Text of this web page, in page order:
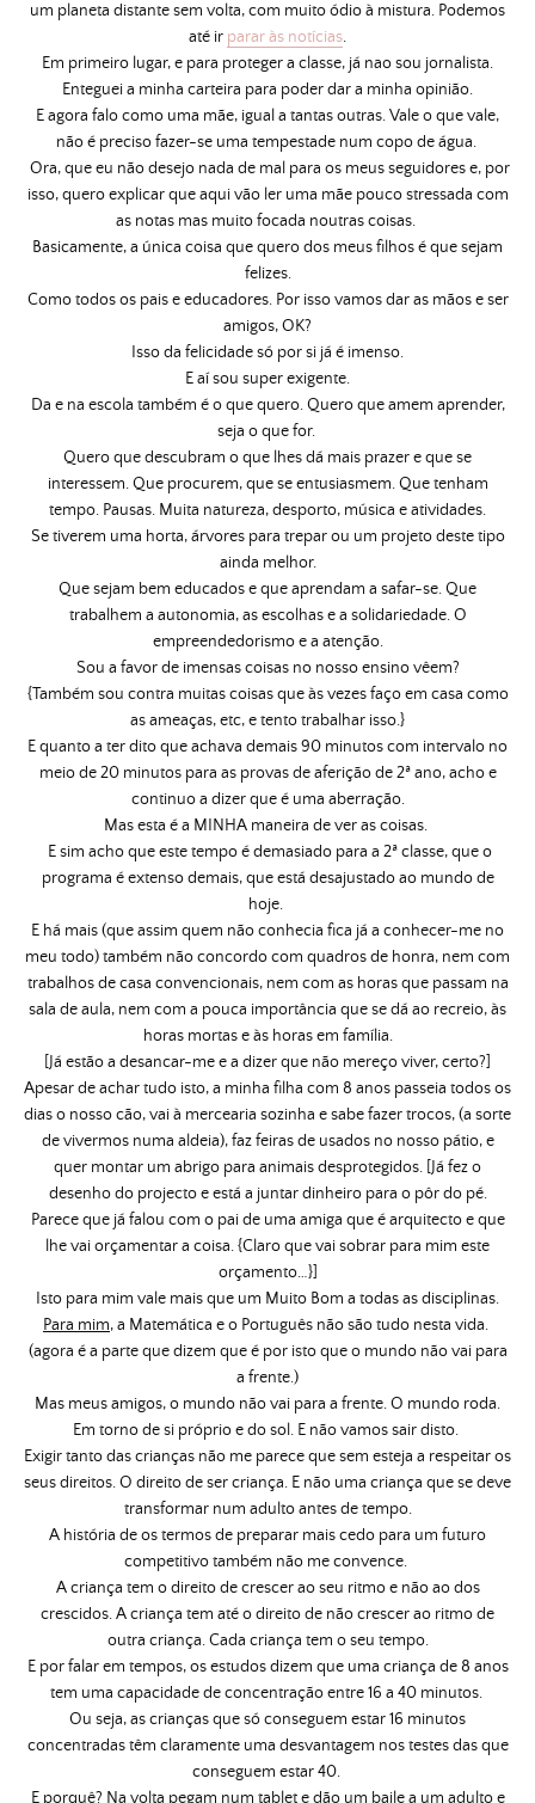
um planeta distante sem volta, com muito ódio à mistura. Podemos
até ir parar às notícias.
Em primeiro lugar, e para proteger a classe, já nao sou jornalista.
Enteguei a minha carteira para poder dar a minha opinião.
E agora falo como uma mãe, igual a tantas outras. Vale o que vale,
não é preciso fazer-se uma tempestade num copo de água.
Ora, que eu não desejo nada de mal para os meus seguidores e, por
isso, quero explicar que aqui vão ler uma mãe pouco stressada com
as notas mas muito focada noutras coisas.
Basicamente, a única coisa que quero dos meus filhos é que sejam
felizes.
Como todos os pais e educadores. Por isso vamos dar as mãos e ser
amigos, OK?
Isso da felicidade só por si já é imenso.
E aí sou super exigente.
Da e na escola também é o que quero. Quero que amem aprender,
seja o que for.
Quero que descubram o que lhes dá mais prazer e que se
interessem. Que procurem, que se entusiasmem. Que tenham
tempo. Pausas. Muita natureza, desporto, música e atividades.
Se tiverem uma horta, árvores para trepar ou um projeto deste tipo
ainda melhor.
Que sejam bem educados e que aprendam a safar-se. Que
trabalhem a autonomia, as escolhas e a solidariedade. O
empreendedorismo e a atenção.
Sou a favor de imensas coisas no nosso ensino vêem?
{Também sou contra muitas coisas que às vezes faço em casa como
as ameaças, etc, e tento trabalhar isso.}
E quanto a ter dito que achava demais 90 minutos com intervalo no
meio de 20 minutos para as provas de aferição de 2ª ano, acho e
continuo a dizer que é uma aberração.
Mas esta é a MINHA maneira de ver as coisas.
E sim acho que este tempo é demasiado para a 2ª classe, que o
programa é extenso demais, que está desajustado ao mundo de
hoje.
E há mais (que assim quem não conhecia fica já a conhecer-me no
meu todo) também não concordo com quadros de honra, nem com
trabalhos de casa convencionais, nem com as horas que passam na
sala de aula, nem com a pouca importância que se dá ao recreio, às
horas mortas e às horas em família.
[Já estão a desancar-me e a dizer que não mereço viver, certo?]
Apesar de achar tudo isto, a minha filha com 8 anos passeia todos os
dias o nosso cão, vai à mercearia sozinha e sabe fazer trocos, (a sorte
de vivermos numa aldeia), faz feiras de usados no nosso pátio, e
quer montar um abrigo para animais desprotegidos. [Já fez o
desenho do projecto e está a juntar dinheiro para o pôr do pé.
Parece que já falou com o pai de uma amiga que é arquitecto e que
lhe vai orçamentar a coisa. {Claro que vai sobrar para mim este
orçamento…}]
Isto para mim vale mais que um Muito Bom a todas as disciplinas.
Para mim,a Matemática e o Português não são tudo nesta vida.
(agora é a parte que dizem que é por isto que o mundo não vai para
a frente.)
Mas meus amigos, o mundo não vai para a frente. O mundo roda.
Em torno de si próprio e do sol. E não vamos sair disto.
Exigir tanto das crianças não me parece que sem esteja a respeitar os
seus direitos. O direito de ser criança. E não uma criança que se deve
transformar num adulto antes de tempo.
A história de os termos de preparar mais cedo para um futuro
competitivo também não me convence.
A criança tem o direito de crescer ao seu ritmo e não ao dos
crescidos. A criança tem até o direito de não crescer ao ritmo de
outra criança. Cada criança tem o seu tempo.
E por falar em tempos, os estudos dizem que uma criança de 8 anos
tem uma capacidade de concentração entre 16 a 40 minutos.
Ou seja, as crianças que só conseguem estar 16 minutos
concentradas têm claramente uma desvantagem nos testes das que
conseguem estar 40.
E porquê? Na volta pegam num tablet e dão um baile a um adulto e